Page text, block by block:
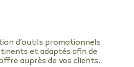
d’outils promotionnels
et adaptés afin de
auprès de vos clients.